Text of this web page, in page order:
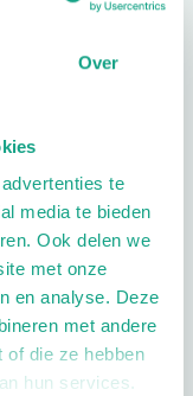
Over
te
media te bieden
Ook delen we
met onze
en analyse. Deze
met andere
of die ze hebben
hun services.